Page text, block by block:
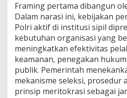
Framing pertama dibangun
Dalam narasi ini, kebijakan
Polri aktif di institusi sipil
kebutuhan organisasi yang
meningkatkan efektivitas
keamanan, penegakan
publik. Pemerintah
mekanisme seleksi, prosedur
prinsip meritokrasi sebagai